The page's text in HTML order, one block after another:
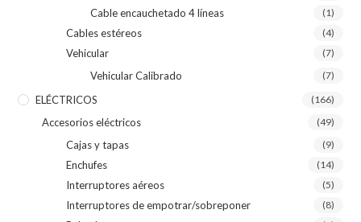
Cable encauchetado 4 líneas (1)
Cables estéreos (4)
Vehicular (7)
Vehicular Calibrado (7)
ELÉCTRICOS (166)
Accesorios eléctricos (49)
Cajas y tapas (9)
Enchufes (14)
Interruptores aéreos (5)
Interruptores de empotrar/sobreponer (8)